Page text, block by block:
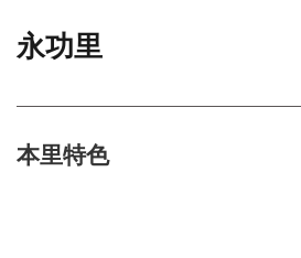
門
整
檢
索
永功里
本里特色